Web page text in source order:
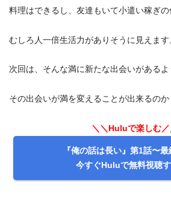
料理はできるし、友達もいて小遣い稼ぎの
むしろ人一倍生活力がありそうに見えます
次回は、そんな満に新たな出会いがあるよ
その出会いが満を変えることが出来るのか
＼＼Huluで楽しむ／
『俺の話は長い』第1話〜
今すぐHuluで無料視聴